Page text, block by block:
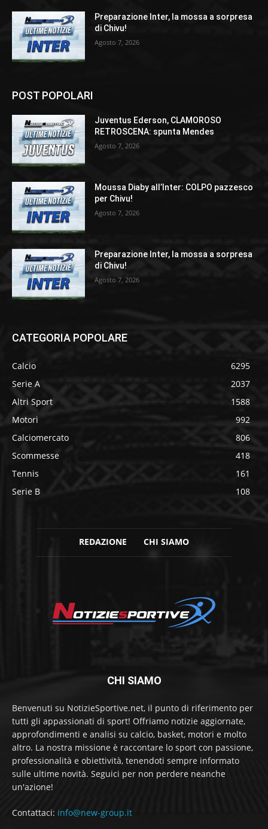
Preparazione Inter, la mossa a sorpresa
di Chivu!
Agosto 7, 2026
POST POPOLARI
Juventus Ederson, CLAMOROSO
RETROSCENA: spunta Mendes
Agosto 7, 2026
Moussa Diaby all’Inter: COLPO pazzesco
per Chivu!
Agosto 7, 2026
Preparazione Inter, la mossa a sorpresa
di Chivu!
Agosto 7, 2026
CATEGORIA POPOLARE
Calcio
6295
Serie A
2037
Altri Sport
1588
Motori
992
Calciomercato
806
Scommesse
418
Tennis
161
Serie B
108
REDAZIONE CHI SIAMO
CHI SIAMO
Benvenuti su NotizieSportive.net, il punto di riferimento per
tutti gli appassionati di sport! Offriamo notizie aggiornate,
approfondimenti e analisi su calcio, basket, motori e molto
altro. La nostra missione è raccontare lo sport con passione,
professionalità e obiettività, tenendoti sempre informato
sulle ultime novità. Seguici per non perdere neanche
un'azione!
Contattaci: info@new-group.it